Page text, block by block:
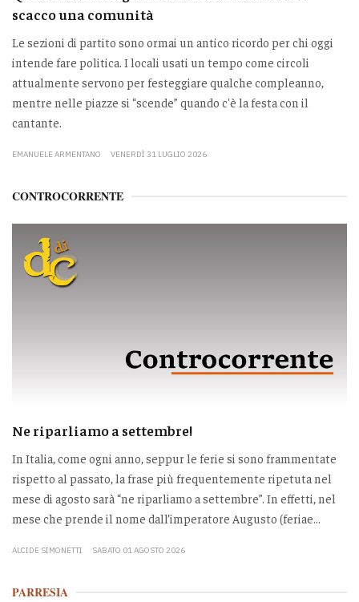
scacco una comunità
Le sezioni di partito sono ormai un antico ricordo per chi oggi
intende fare politica. I locali usati un tempo come circoli
attualmente servono per festeggiare qualche compleanno,
mentre nelle piazze si “scende” quando c'è la festa con il
cantante.
EMANUELE ARMENTANO VENERDÌ 31 LUGLIO 2026
CONTROCORRENTE
Ne riparliamo a settembre!
In Italia, come ogni anno, seppur le ferie si sono frammentate
rispetto al passato, la frase più frequentemente ripetuta nel
mese di agosto sarà “ne riparliamo a settembre”. In effetti, nel
mese che prende il nome dall’imperatore Augusto (feriae...
ALCIDE SIMONETTI SABATO 01 AGOSTO 2026
PARRESIA